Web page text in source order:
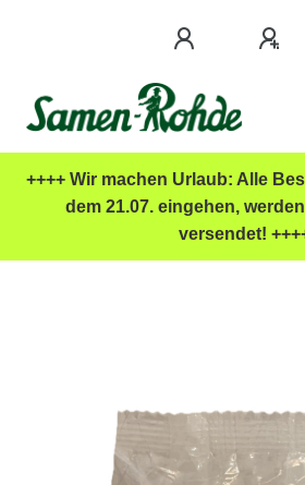
++++ Wir machen Urlaub: Alle
dem 21.07. eingehen,
versendet!